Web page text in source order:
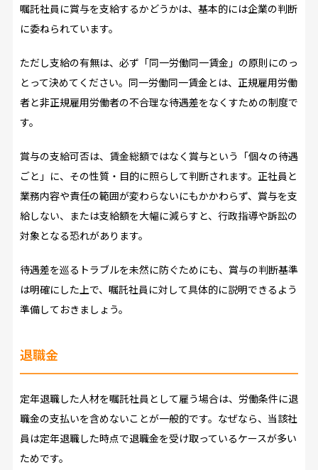
嘱託社員に賞与を支給するかどうかは、基本的には企業の判断
に委ねられています。
ただし支給の有無は、必ず「同一労働同一賃金」の原則にのっ
とって決めてください。同一労働同一賃金とは、正規雇用労働
者と非正規雇用労働者の不合理な待遇差をなくすための制度で
す。
賞与の支給可否は、賃金総額ではなく賞与という「個々の待遇
ごと」に、その性質・目的に照らして判断されます。正社員と
業務内容や責任の範囲が変わらないにもかかわらず、賞与を支
給しない、または支給額を大幅に減らすと、行政指導や訴訟の
対象となる恐れがあります。
待遇差を巡るトラブルを未然に防ぐためにも、賞与の判断基準
は明確にした上で、嘱託社員に対して具体的に説明できるよう
準備しておきましょう。
退職金
定年退職した人材を嘱託社員として雇う場合は、労働条件に退
職金の支払いを含めないことが一般的です。なぜなら、当該社
員は定年退職した時点で退職金を受け取っているケースが多い
ためです。